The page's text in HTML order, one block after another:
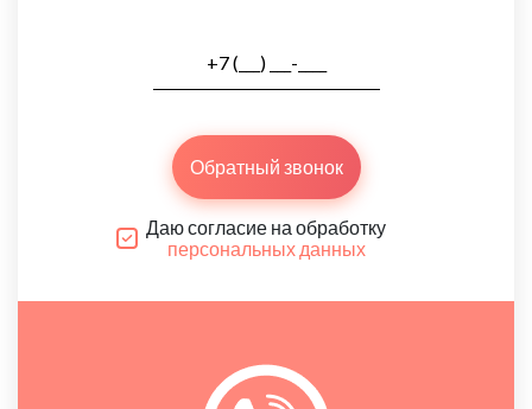
Обратный звонок
Даю согласие на обработку
персональных данных